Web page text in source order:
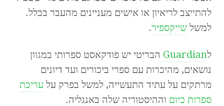
להתייצב לריאיון או אישים מעניינים מהעבר בכלל.
למשל שייקספיר.
לGuardian הבריטי יש פודקאסט ספרותי במגוון
נושאים, מהיכרות עם ספרי ביכורים ועד דיונים
מרתקים על עתיד התעשייה, למשל בפרק על עריכת
ספרות כיום וההיסטוריה שלה באנגליה.